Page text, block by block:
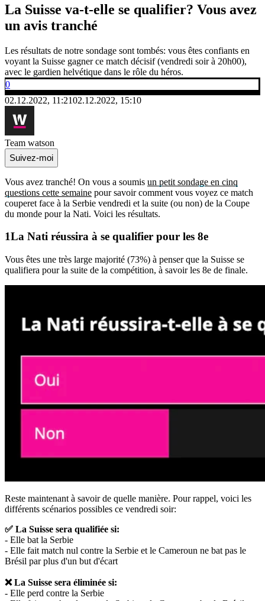
La Suisse va-t-elle se qualifier? Vous avez
un avis tranché
Les résultats de notre sondage sont tombés: vous êtes confiants en
voyant la Suisse gagner ce match décisif (vendredi soir à 20h00),
avec le gardien helvétique dans le rôle du héros.
0
02.12.2022, 11:2102.12.2022, 15:10
Team watson
Suivez-moi
Vous avez tranché! On vous a soumis un petit sondage en cinq
questions cette semaine pour savoir comment vous voyez ce match
couperet face à la Serbie vendredi et la suite (ou non) de la Coupe
du monde pour la Nati. Voici les résultats.
La Nati réussira à se qualifier pour les 8e
Vous êtes une très large majorité (73%) à penser que la Suisse se
qualifiera pour la suite de la compétition, à savoir les 8e de finale.
Reste maintenant à savoir de quelle manière. Pour rappel, voici les
différents scénarios possibles ce vendredi soir:
✅ La Suisse sera qualifiée si:
- Elle bat la Serbie
- Elle fait match nul contre la Serbie et le Cameroun ne bat pas le
Brésil par plus d'un but d'écart
❌ La Suisse sera éliminée si:
- Elle perd contre la Serbie